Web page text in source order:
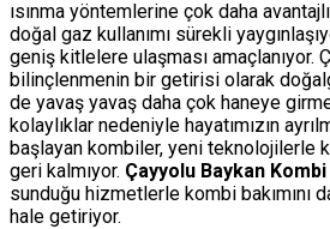
ısınma yöntemlerine çok daha
doğal gaz kullanımı sürekli
geniş kitlelere ulaşması amaçlanıyor.
bilinçlenmenin bir getirisi olarak
de yavaş yavaş daha çok haneye
kolaylıklar nedeniyle hayatımızın
başlayan kombiler, yeni teknolojilerle
geri kalmıyor. Çayyolu Baykan
sunduğu hizmetlerle kombi bakımını
hale getiriyor.